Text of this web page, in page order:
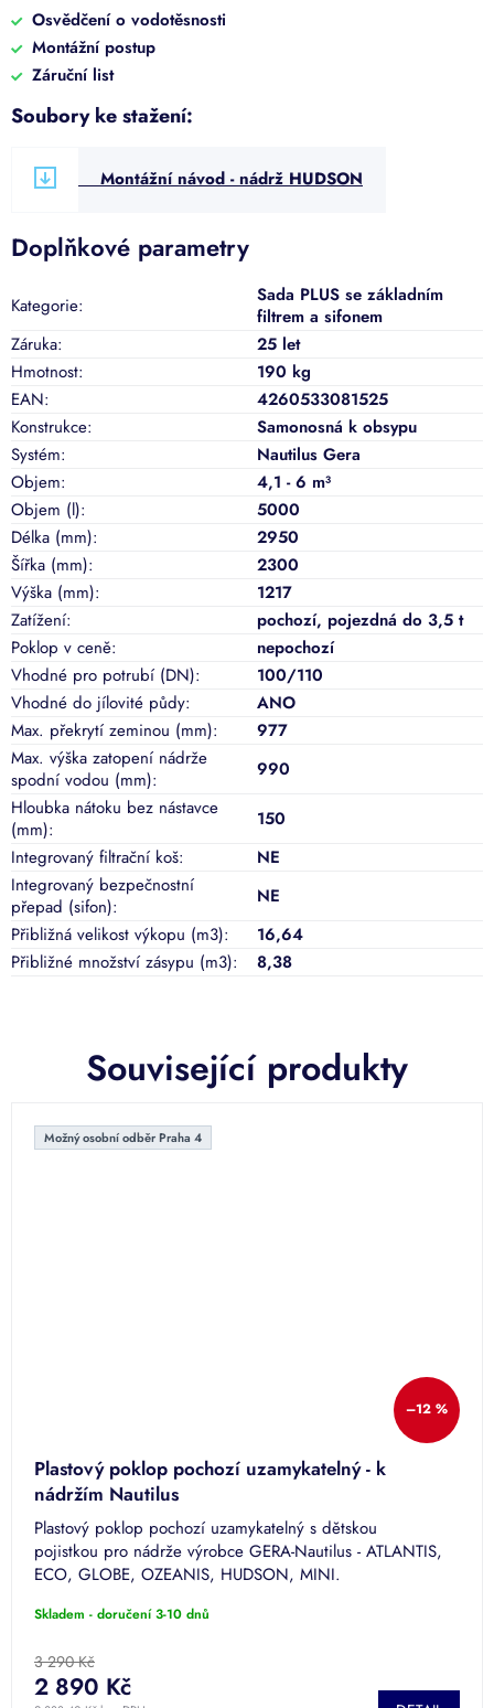
Související produkty
Možný osobní odběr Praha 4
–12 %
Plastový poklop pochozí uzamykatelný - k
nádržím Nautilus
Plastový poklop pochozí uzamykatelný s dětskou
pojistkou pro nádrže výrobce GERA-Nautilus - ATLANTIS,
ECO, GLOBE, OZEANIS, HUDSON, MINI.
Skladem - doručení 3-10 dnů
3 290 Kč
2 890 Kč
Osvědčení o vodotěsnosti
Montážní postup
Záruční list
Soubory ke stažení:
Montážní návod - nádrž HUDSON
Doplňkové parametry
Kategorie:
Sada PLUS se základním
filtrem a sifonem
Záruka:
25 let
Hmotnost:
190 kg
EAN:
4260533081525
Konstrukce:
Samonosná k obsypu
Systém:
Nautilus Gera
Objem:
4,1 - 6 m³
Objem (l):
5000
Délka (mm):
2950
Šířka (mm):
2300
Výška (mm):
1217
Zatížení: pochozí, pojezdná do 3,5 t
Poklop v ceně:
nepochozí
Vhodné pro potrubí (DN):
100/110
Vhodné do jílovité půdy:
ANO
Max. překrytí zeminou (mm):
977
Max. výška zatopení nádrže
spodní vodou (mm):
990
Hloubka nátoku bez nástavce
(mm):
150
Integrovaný filtrační koš:
NE
Integrovaný bezpečnostní
přepad (sifon):
NE
Přibližná velikost výkopu (m3):
16,64
Přibližné množství zásypu (m3): 8,38